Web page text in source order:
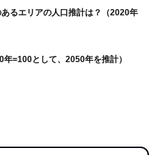
るエリアの人口推計は？（2020年
=100として、2050年を推計）